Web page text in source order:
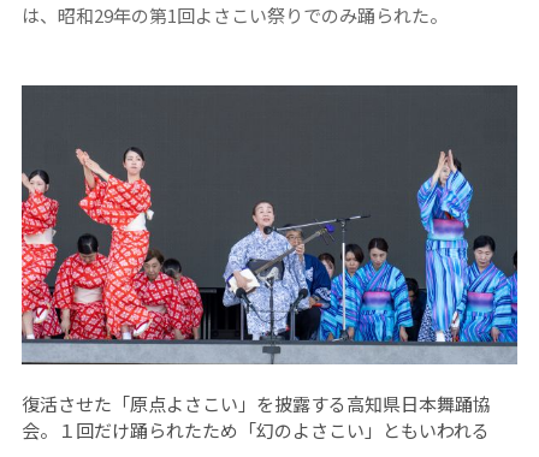
は、昭和29年の第1回よさこい祭りでのみ踊られた。
復活させた「原点よさこい」を披露する高知県日本舞踊協
会。１回だけ踊られたため「幻のよさこい」ともいわれる